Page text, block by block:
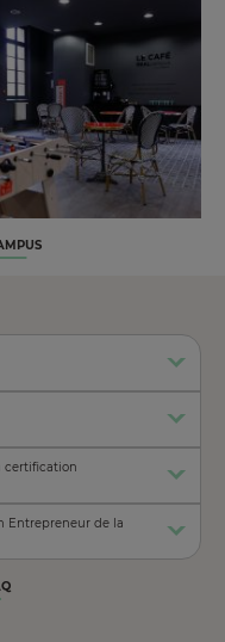
certification
Entrepreneur de la